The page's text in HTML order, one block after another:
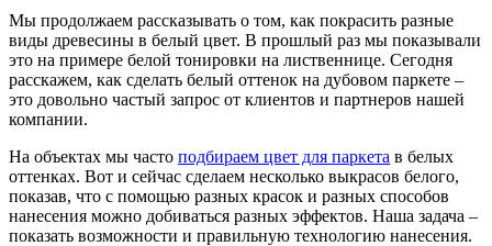
Мы продолжаем рассказывать о том, как покрасить разные
виды древесины в белый цвет. В прошлый раз мы показывали
это на примере белой тонировки на лиственнице. Сегодня
расскажем, как сделать белый оттенок на дубовом паркете –
это довольно частый запрос от клиентов и партнеров нашей
компании.
На объектах мы часто подбираем цвет для паркета в белых
оттенках. Вот и сейчас сделаем несколько выкрасов белого,
показав, что с помощью разных красок и разных способов
нанесения можно добиваться разных эффектов. Наша задача –
показать возможности и правильную технологию нанесения.